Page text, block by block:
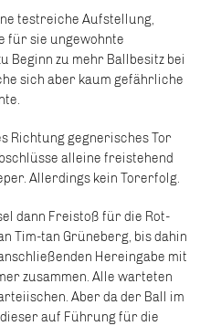
testreiche Aufstellung,
für sie ungewohnte
Beginn zu mehr Ballbesitz bei
sich aber kaum gefährliche
Richtung gegnerisches Tor
alleine freistehend
Allerdings kein Torerfolg.
dann Freistoß für die Rot-
Tim-tan Grüneberg, bis dahin
Hereingabe mit
zusammen. Alle warteten
Aber da der Ball im
auf Führung für die